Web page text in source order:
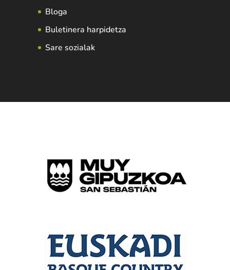
Bloga
Buletinera harpidetza
Sare sozialak